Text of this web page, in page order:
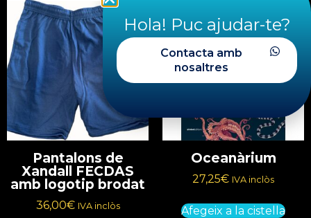
Pantalons de
Xandall FECDAS
amb logotip brodat
36,00€ IVA inclòs
Oceanàrium
27,25€ IVA inclòs
Afegeix a la cistella
Hola! Puc ajudar-te?
Contacta amb
nosaltres